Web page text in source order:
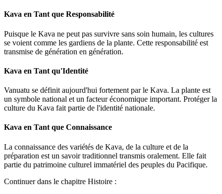
Kava en Tant que Responsabilité
Puisque le Kava ne peut pas survivre sans soin humain, les cultures
se voient comme les gardiens de la plante. Cette responsabilité est
transmise de génération en génération.
Kava en Tant qu'Identité
Vanuatu se définit aujourd'hui fortement par le Kava. La plante est
un symbole national et un facteur économique important. Protéger la
culture du Kava fait partie de l'identité nationale.
Kava en Tant que Connaissance
La connaissance des variétés de Kava, de la culture et de la
préparation est un savoir traditionnel transmis oralement. Elle fait
partie du patrimoine culturel immatériel des peuples du Pacifique.
Continuer dans le chapitre Histoire :